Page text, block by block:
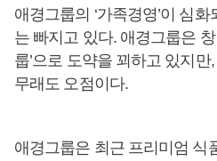
애경그룹의 ‘가족경영’이 심
는 빠지고 있다. 애경그룹은
룹’으로 도약을 꾀하고 있지
무래도 오점이다.
애경그룹은 최근 프리미엄 식